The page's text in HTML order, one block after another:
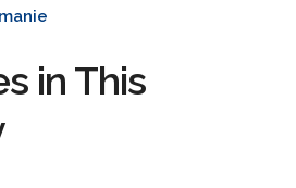
in This